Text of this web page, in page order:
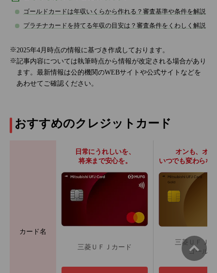
ゴールドカードは年収いくらから作れる？審査基準や条件を解説
プラチナカードを持てる年収の目安は？審査条件をくわしく解説
2025年4月時点の情報に基づき作成しております。
記事内容については執筆時点から情報が改定される場合があり
ます。最新情報は公的機関のWEBサイトや公式サイトなどを
あわせてご確認ください。
おすすめのクレジットカード
カード名
日常にうれしいを、
将来まで安心を。
オンも、オフ
いつでも変わらな
三菱ＵＦＪカード
三菱ＵＦＪカ
ゴールド